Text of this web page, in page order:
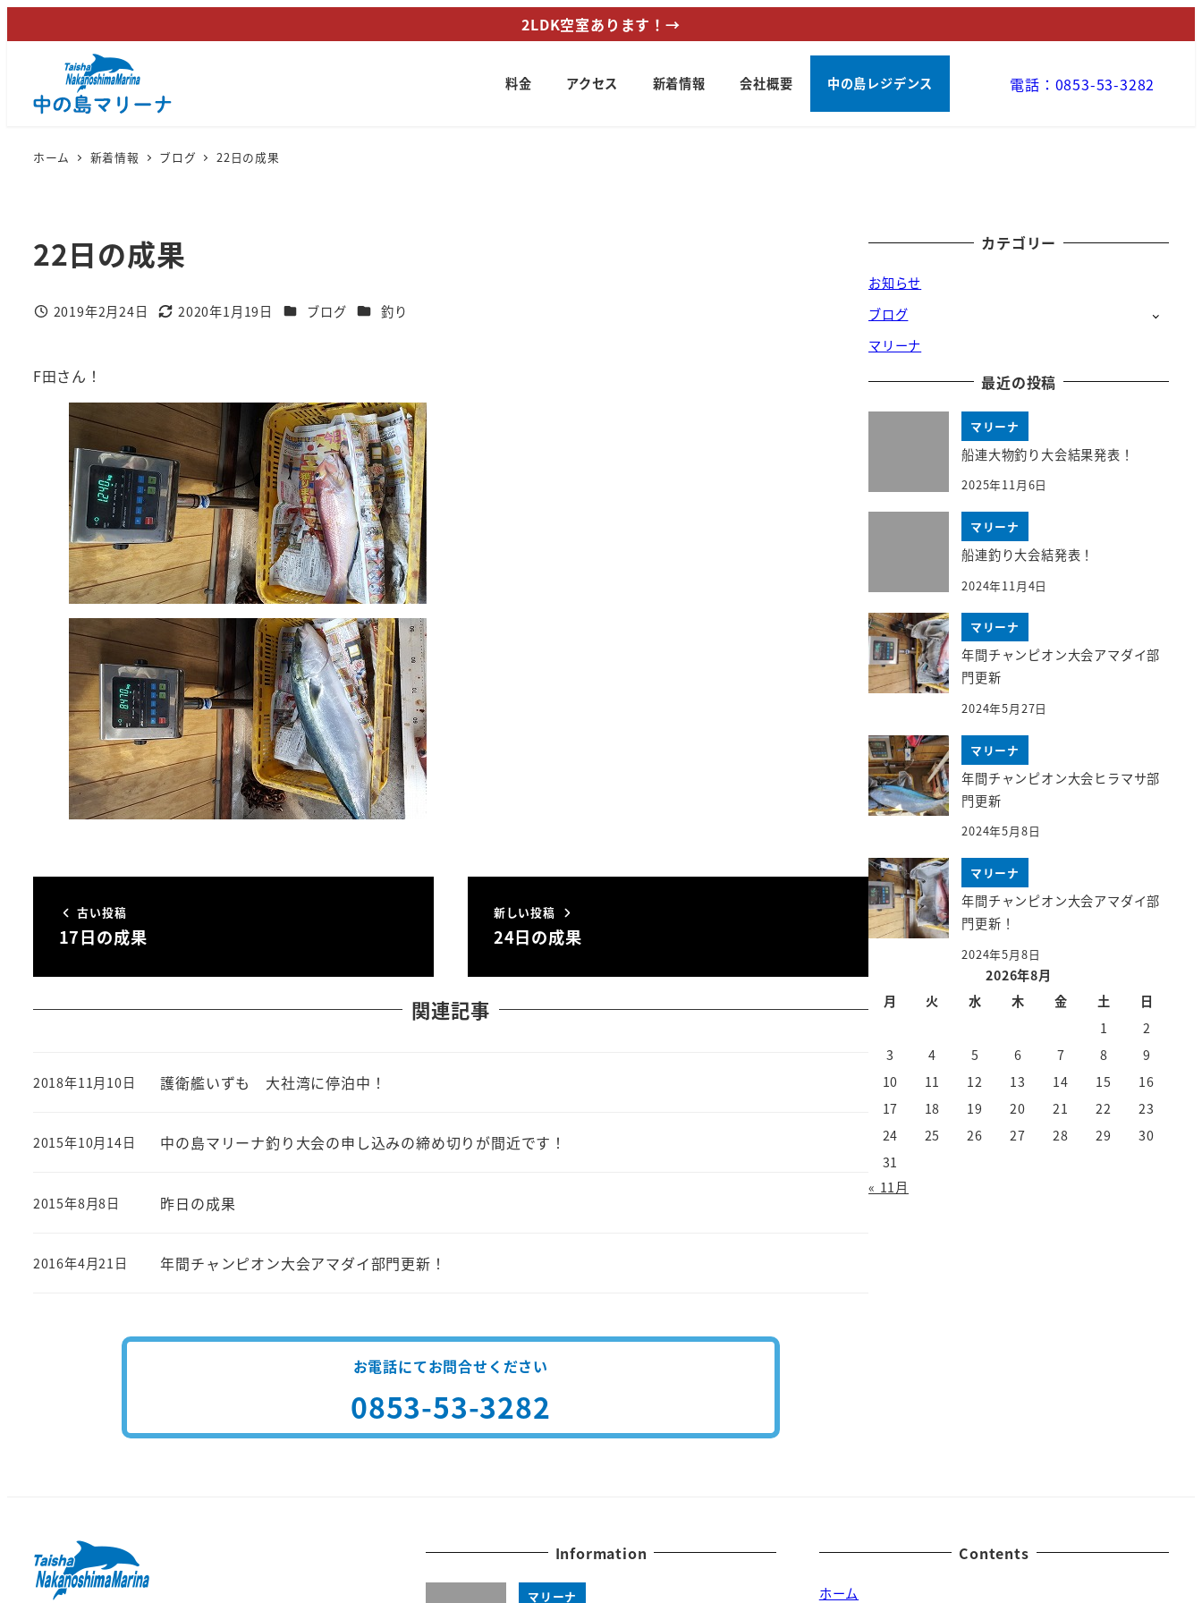
イ
2LDK空室あります！→
料金 アクセス 新着情報 会社概要 中の島レジデンス 電話：0853-53-3282
ホーム 新着情報 ブログ 22日の成果
22日の成果
投稿日
2019年2月24日
更新日
2020年1月19日 カテゴリー
ブログ カテゴリー
釣り
F田さん！
古い投稿
17日の成果
新しい投稿
24日の成果
関連記事
護衛艦いずも 大社湾に停泊中！
投稿日
2018年11月10日
中の島マリーナ釣り大会の申し込みの締め切りが間近です！
投稿日
2015年10月14日
昨日の成果
投稿日
2015年8月8日
年間チャンピオン大会アマダイ部門更新！
投稿日
2016年4月21日
お電話にてお問合せください
0853-53-3282
カテゴリー
お知らせ
ブログ
マリーナ
最近の投稿
マリーナ
船連大物釣り大会結果発表！
2025年11月6日
マリーナ
船連釣り大会結発表！
2024年11月4日
マリーナ
年間チャンピオン大会アマダイ部
門更新
2024年5月27日
マリーナ
年間チャンピオン大会ヒラマサ部
門更新
2024年5月8日
マリーナ
年間チャンピオン大会アマダイ部
門更新！
2024年5月8日
2026年8月
月
火 水 木 金 土
日
1
2
3
4 5 6 7 8
9
10
11 12 13 14 15
16
17
18 19 20 21 22
23
24
25 26 27 28 29
30
31
« 11月
Information
マリーナ
Contents
ホーム